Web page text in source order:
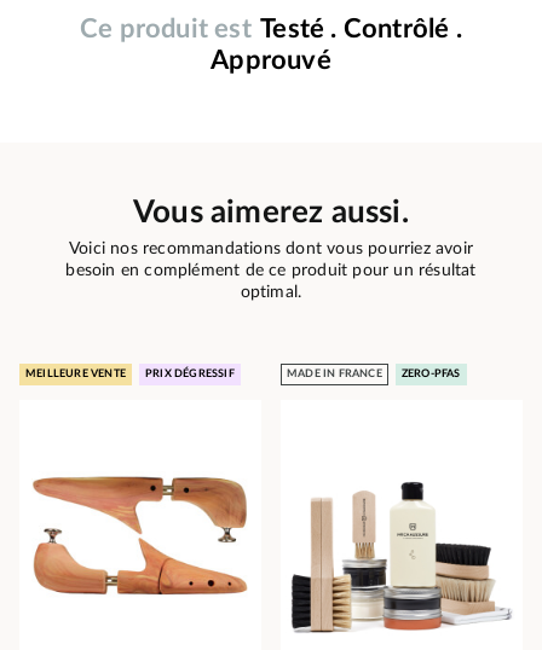
Ce produit est Testé . Contrôlé .
Approuvé
Vous aimerez aussi.
Voici nos recommandations dont vous pourriez avoir
besoin en complément de ce produit pour un résultat
optimal.
MEILLEURE VENTE PRIX DÉGRESSIF MADE IN FRANCE ZERO-PFAS